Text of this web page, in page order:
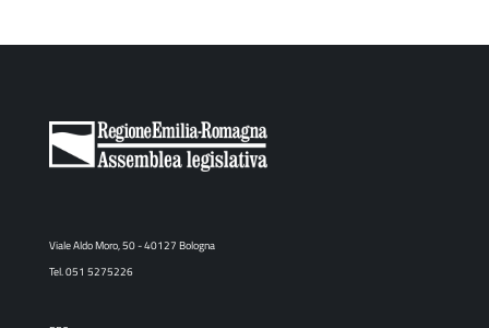
Viale Aldo Moro, 50 - 40127 Bologna
Tel. 051 5275226